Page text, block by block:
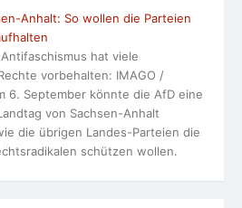
Anhalt: So wollen die Parteien
hat viele
vorbehalten: IMAGO /
6. September könnte die AfD eine
von Sachsen-Anhalt
die übrigen Landes-Parteien die
schützen wollen.